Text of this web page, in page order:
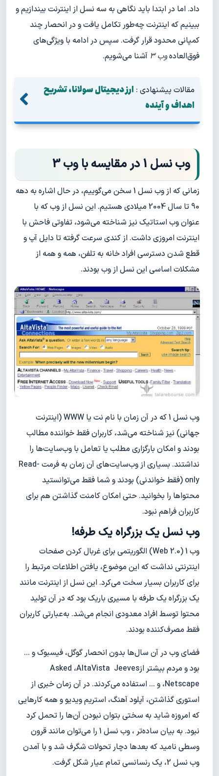
داد. اما در ابتدا باید نگاهی به سه نسل از اینترنت بیندازیم و
ببینیم که اینترنت چه‌طور تکامل یافت و در انحصار چند
کمپانی محدود قرار گرفت. سپس در ادامه با ویژگی‌های
فوق‌العادهوب 3 آشنا می‌شویم.
مقالات پیشنهادی : ارز دیجیتال سولانا، تشریح
اهداف و آینده
وب نسل 1 در مقایسه با وب 3
زمانی که از وب نسل 1 سخن می‌گوییم، در حال اشاره به دهه
90 تا سال 2004 میلادی هستیم. این نسل از وب که با‌
عنوان وب استاتیک نیز شناخته می‌شود، تفاوتی فاحش با
اینترنت امروزی داشت. از کندی سرعت گرفته تا دایل آپ و
قطع شدن دسترسی افراد خانه به تلفن، همه و همه از
مشکلات اساسی این نسل از وب بودند.
وب نسل 1 که در آن زمان با نام نت یا WWW (اینترنت
جهانی) نیز شناخته می‌شد، کاربران فقط خواننده مطالب
بودند و امکان بارگزاری مطلب یا تعامل با وب‌سایت‌ها را
نداشتند. بسیاری از وب‌سایت‌های آن زمان به فرمت Read-
only (فقط خواندنی) بودند و شما فقط می‌توانستید
محتواها را بخوانید. حتی امکان کامنت گذاشتن هم برای
کاربران فراهم نبود.
وب نسل یک بزرگراه یک طرفه!
وب 1 (Web 2.0) الگوریتمی برای غربال کردن صفحات
اینترنتی نداشت که این موضوع، یافتن اطلاعات مرتبط را
برای کاربران بسیار سخت می‌کرد. این نسل از اینترنت مانند
یک بزرگراه یک طرفه با مسیری باریک بود که در آن تولید
محتوا توسط افراد معدودی انجام می‌شد. به‌عبارتی کاربران
فقط مصرف‌کننده بودند.
فضای وب در آن سال‌ها بدون انحصار گوگل، فیسبوک و ...
بود و مردم بیشتر ازAsked ،AltaVista Jeeves
،Netscape و ... استفاده می‌کردند. در آن زمان خبری از
استوری گذاشتن، آپلود آهنگ، استریم ویدیو و همه کارهایی
که امروزه شاید به سختی بتوان نبودن آن‌ها را تحمل کرد
نبود. به بیان ساده‌تر ، وب نسل 1 را می‌توان مانند قرون
وسطی نامید که بعدها دچار تحولات شگرف شد و با آمدن
وب نسل 2، یک رنسانسی تمام عیار شکل گرفت.